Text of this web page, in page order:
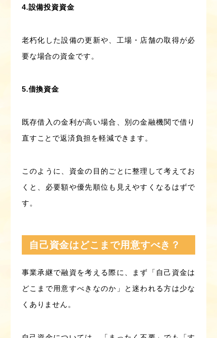
4.設備投資資金
老朽化した設備の更新や、工場・店舗の取得が必
要な場合の資金です。
5.借換資金
既存借入の金利が高い場合、別の金融機関で借り
直すことで返済負担を軽減できます。
このように、資金の目的ごとに整理して考えてお
くと、必要額や優先順位も見えやすくなるはずで
す。
自己資金はどこまで用意すべき？
事業承継で融資を考える際に、まず「自己資金は
どこまで用意すべきなのか」と迷われる方は少な
くありません。